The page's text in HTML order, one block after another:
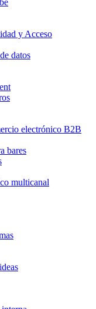
y Acceso
datos
electrónico B2B
bares
multicanal